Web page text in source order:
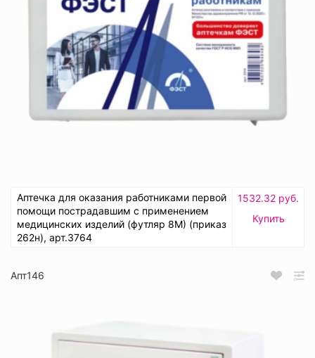
Аптечка для оказания работниками первой
помощи пострадавшим с применением
медицинских изделий (футляр 8М) (приказ
262н), арт.3764
1532.32 руб.
Купить
Апт146